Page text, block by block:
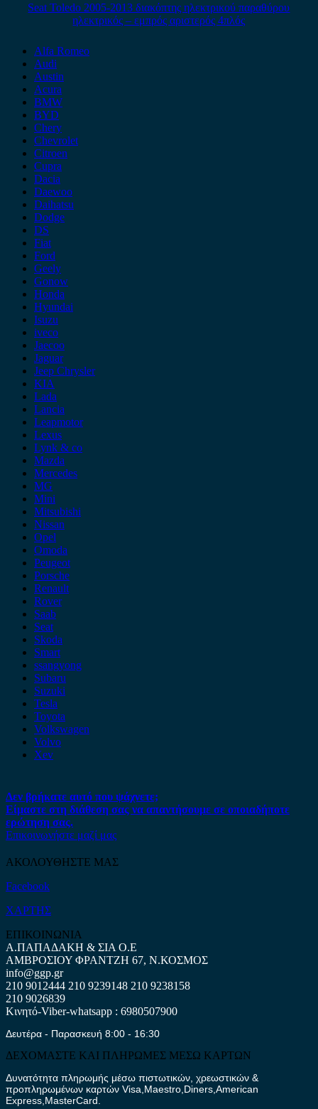
Seat Toledo 2005-2013 διακόπτης ηλεκτρικού παραθύρου
ηλεκτρικός – εμπρός αριστερός 4πλός
Alfa Romeo
Audi
Austin
Acura
BMW
BYD
Chery
Chevrolet
Citroen
Cupra
Dacia
Daewoo
Daihatsu
Dodge
DS
Fiat
Ford
Geely
Gonow
Honda
Hyundai
Isuzu
iveco
Jaecoo
Jaguar
Jeep Chrysler
KIA
Lada
Lancia
Leapmotor
Lexus
Lynk & co
Mazda
Mercedes
MG
Mini
Mitsubishi
Nissan
Opel
Omoda
Peugeot
Porsche
Renault
Rover
Saab
Seat
Skoda
Smart
ssangyong
Subaru
Suzuki
Tesla
Toyota
Volkswagen
Volvo
Xev
Δεν βρήκατε αυτό που ψάχνετε;
Είμαστε στη διάθεση σας να απαντήσουμε σε οποιαδήποτε
ερώτηση σας.
Επικοινωνήστε μαζί μας
ΑΚΟΛΟΥΘΗΣΤΕ ΜΑΣ
Facebook
ΧΑΡΤΗΣ
ΕΠΙΚΟΙΝΩΝΙΑ
Α.ΠΑΠΑΔΑΚΗ & ΣΙΑ Ο.Ε
ΑΜΒΡΟΣΙΟΥ ΦΡΑΝΤΖΗ 67, Ν.ΚΟΣΜΟΣ
info@ggp.gr
210 9012444 210 9239148 210 9238158
210 9026839
Κινητό-Viber-whatsapp : 6980507900
Δευτέρα - Παρασκευή 8:00 - 16:30
ΔΕΧΟΜΑΣΤΕ ΚΑΙ ΠΛΗΡΩΜΕΣ ΜΕΣΩ ΚΑΡΤΩΝ
Δυνατότητα πληρωμής μέσω πιστωτικών, χρεωστικών &
προπληρωμένων καρτών Visa,Maestro,Diners,American
Express,MasterCard.